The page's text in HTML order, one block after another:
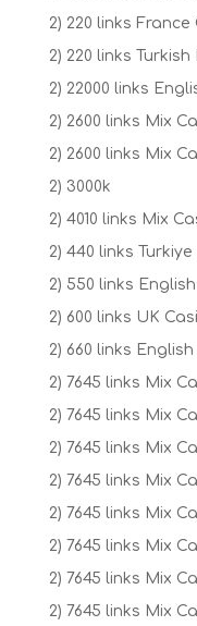
2) 220 links
2) 220 links
2) 22000 links
2) 2600 links Mix
2) 2600 links Mix
2) 3000k
2) 4010 links Mix
2) 440 links
2) 550 links
2) 600 links UK
2) 660 links English
2) 7645 links Mix
2) 7645 links Mix
2) 7645 links Mix
2) 7645 links Mix
2) 7645 links Mix
2) 7645 links Mix
2) 7645 links Mix
2) 7645 links Mix